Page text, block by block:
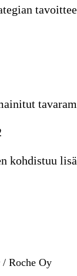
kohdistuu
Roche Oy